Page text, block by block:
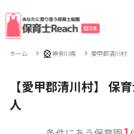
ホーム 🎡神奈川県 愛甲郡清川村
【愛甲郡清川村】 保
人